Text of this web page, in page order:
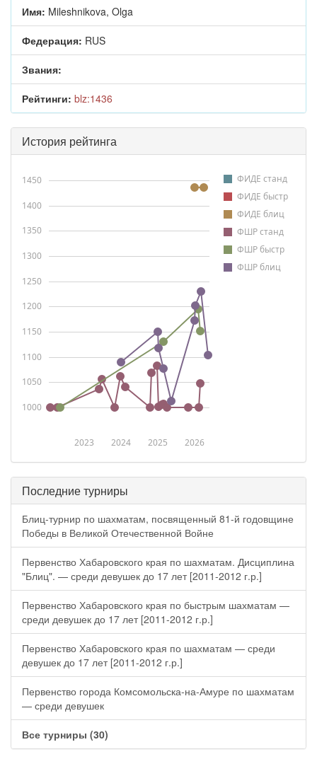
Имя: Mileshnikova, Olga
Федерация: RUS
Звания:
Рейтинги: blz:1436
История рейтинга
ФИДЕ станд
ФИДЕ быстр
ФИДЕ блиц
ФШР станд
ФШР быстр
ФШР блиц
2023 2024 2025 2026
1000
1050
1100
1150
1200
1250
1300
1350
1400
1450
Последние турниры
Блиц-турнир по шахматам, посвященный 81-й годовщине
Победы в Великой Отечественной Войне
Первенство Хабаровского края по шахматам. Дисциплина
"Блиц". — среди девушек до 17 лет [2011-2012 г.р.]
Первенство Хабаровского края по быстрым шахматам —
среди девушек до 17 лет [2011-2012 г.р.]
Первенство Хабаровского края по шахматам — среди
девушек до 17 лет [2011-2012 г.р.]
Первенство города Комсомольска-на-Амуре по шахматам
— среди девушек
Все турниры (30)